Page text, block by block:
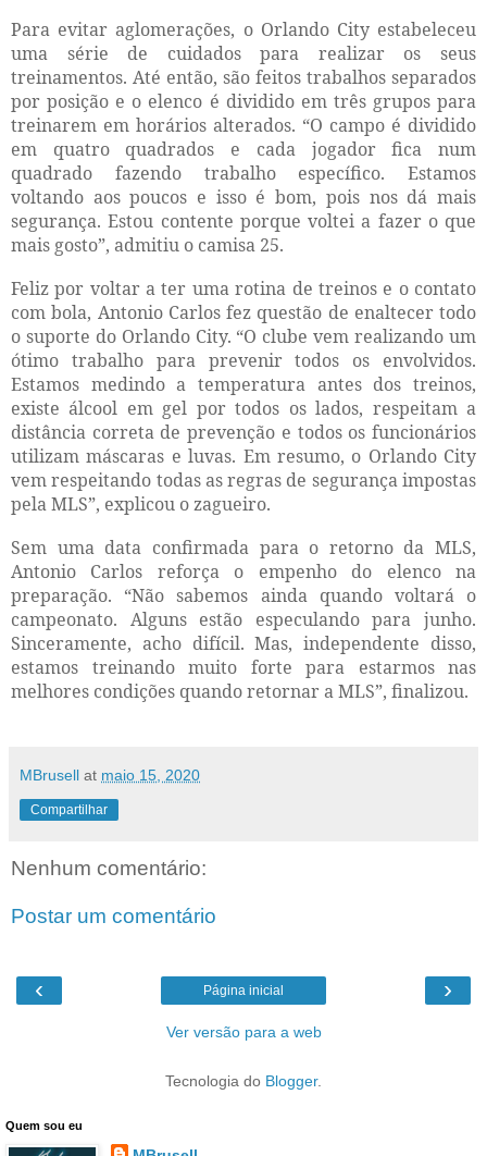
Para evitar aglomerações, o Orlando City estabeleceu
uma série de cuidados para realizar os seus
treinamentos. Até então, são feitos trabalhos separados
por posição e o elenco é dividido em três grupos para
treinarem em horários alterados. “O campo é dividido
em quatro quadrados e cada jogador fica num
quadrado fazendo trabalho específico. Estamos
voltando aos poucos e isso é bom, pois nos dá mais
segurança. Estou contente porque voltei a fazer o que
mais gosto”, admitiu o camisa 25.
Feliz por voltar a ter uma rotina de treinos e o contato
com bola, Antonio Carlos fez questão de enaltecer todo
o suporte do Orlando City. “O clube vem realizando um
ótimo trabalho para prevenir todos os envolvidos.
Estamos medindo a temperatura antes dos treinos,
existe álcool em gel por todos os lados, respeitam a
distância correta de prevenção e todos os funcionários
utilizam máscaras e luvas. Em resumo, o Orlando City
vem respeitando todas as regras de segurança impostas
pela MLS”, explicou o zagueiro.
Sem uma data confirmada para o retorno da MLS,
Antonio Carlos reforça o empenho do elenco na
preparação. “Não sabemos ainda quando voltará o
campeonato. Alguns estão especulando para junho.
Sinceramente, acho difícil. Mas, independente disso,
estamos treinando muito forte para estarmos nas
melhores condições quando retornar a MLS”, finalizou.
MBrusell at maio 15, 2020
Compartilhar
Nenhum comentário:
Postar um comentário
‹ ›
Página inicial
Ver versão para a web
Tecnologia do Blogger.
Quem sou eu